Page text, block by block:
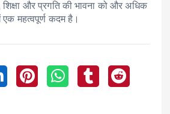
और प्रगति की भावना को और अधिक
महत्वपूर्ण कदम है।